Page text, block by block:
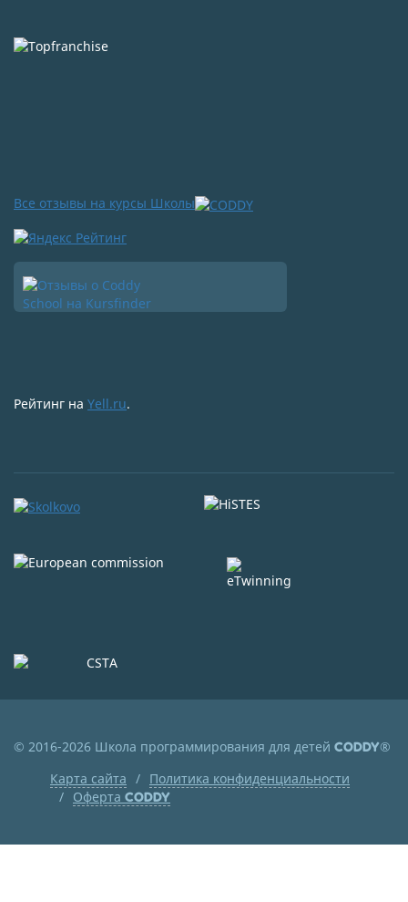
Все отзывы на курсы Школы
Рейтинг на Yell.ru.
© 2016-2026 Школа программирования для детей CODDY®
Карта сайта
Политика конфиденциальности
Оферта CODDY